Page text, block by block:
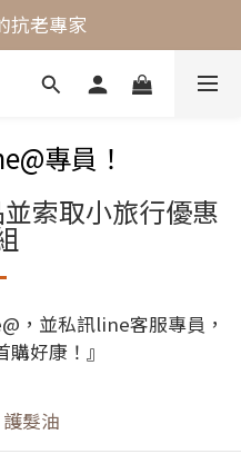
抗老專家
抗老專家
養首選
專員！
索取小旅行優惠
，並私訊line客服專員，
好康！』